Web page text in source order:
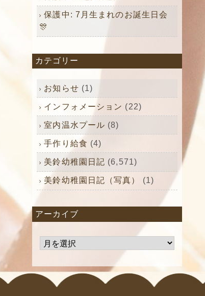
保護中: 7月生まれのお誕生日会
🎊
カテゴリー
お知らせ (1)
インフォメーション (22)
室内温水プール (8)
手作り給食 (4)
美鈴幼稚園日記 (6,571)
美鈴幼稚園日記（写真） (1)
アーカイブ